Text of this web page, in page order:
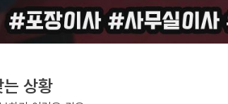
상황